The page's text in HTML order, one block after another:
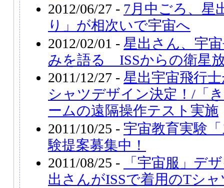
2012/06/27 - 7月中ごろ、星
り」が相次いで宇宙へ
2012/02/01 - 星出さん、宇
みを語る ISSからの衛星
2011/12/27 - 星出宇宙飛行
シャツデザイン決定！/「
ームの遠隔操作テスト実施
2011/10/25 - 宇宙教育実験
験提案募集中！
2011/08/25 -
「宇宙服」デ
出さんがISSで着用のTシャ